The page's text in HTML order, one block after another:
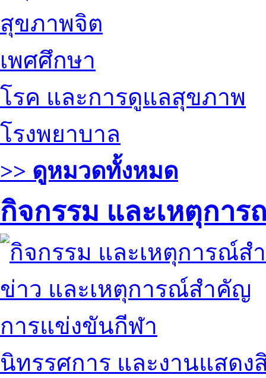
สุขภาพจิต
เพศศึกษา
โรค และการดูแลสุขภาพ
โรงพยาบาล
>> ดูหมวดทั้งหมด
กิจกรรม และเหตุกา
ข่าว และเหตุการณ์สำคัญ
การแข่งขันกีฬา
นิทรรศการ และงานแสดง